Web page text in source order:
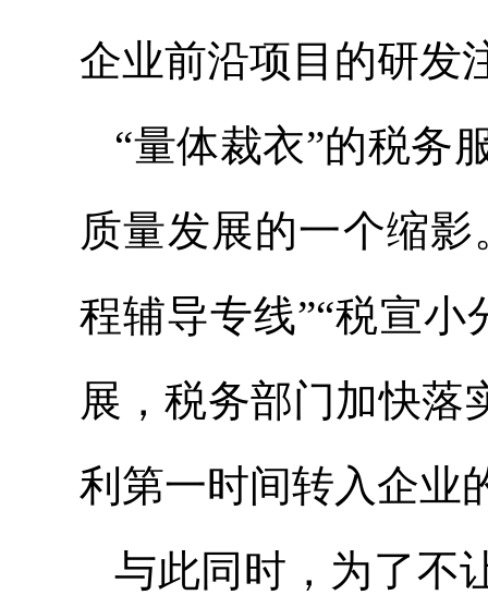
企业前沿项目的研发
“量体裁衣”的税务
质量发展的一个缩影
程辅导专线”“税宣
展，税务部门加快落
利第一时间转入企业
与此同时，为了不